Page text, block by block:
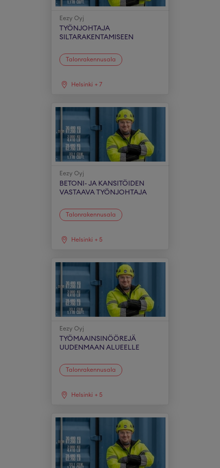
Eezy Oyj
TYÖNJOHTAJA
SILTARAKENTAMISEEN
Talonrakennusala
Helsinki + 7
Eezy Oyj
BETONI- JA KANSITÖIDEN
VASTAAVA TYÖNJOHTAJA
Talonrakennusala
Helsinki + 5
Eezy Oyj
TYÖMAAINSINÖÖREJÄ
UUDENMAAN ALUEELLE
Talonrakennusala
Helsinki + 5